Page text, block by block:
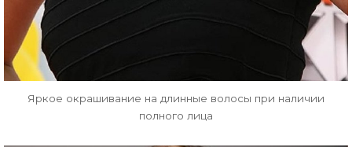
Яркое окрашивание на длинные волосы при наличии
полного лица